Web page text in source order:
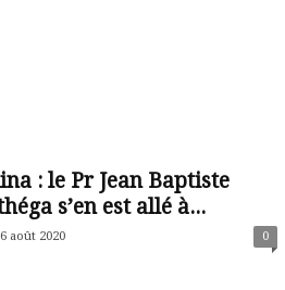
: le Pr Jean Baptiste
s’en est allé à...
6 août 2020 0